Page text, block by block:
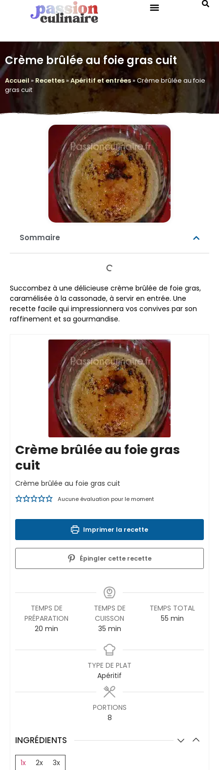
Crème brûlée au foie gras cuit
Accueil » Recettes»Apéritif et entrées»Crème brûlée au foie
gras cuit
Sommaire
Succombez à une délicieuse crème brûlée de foie gras,
caramélisée à la cassonade, à servir en entrée. Une
recette facile qui impressionnera vos convives par son
raffinement et sa gourmandise.
Crème brûlée au foie gras
cuit
Crème brûlée au foie gras cuit
Aucune évaluation pour le moment
Imprimer la recette
Épingler cette recette
TEMPS DE
PRÉPARATION
20 min
TEMPS DE
CUISSON
35 min
TEMPS TOTAL
55 min
TYPE DE PLAT
Apéritif
PORTIONS
8
INGRÉDIENTS
1x 2x
3x